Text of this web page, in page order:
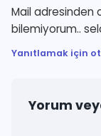
Mail adresinden
bilemiyorum..
Yanıtlamak için
Yorum